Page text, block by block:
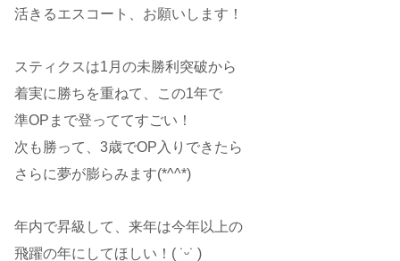
活きるエスコート、お願いします！
スティクスは1月の未勝利突破から
着実に勝ちを重ねて、この1年で
準OPまで登っててすごい！
次も勝って、3歳でOP入りできたら
さらに夢が膨らみます(*^^*)
年内で昇級して、来年は今年以上の
飛躍の年にしてほしい！( ˙ᵕ​˙ )